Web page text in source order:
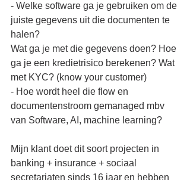
- Welke software ga je gebruiken om de
juiste gegevens uit die documenten te
halen?
Wat ga je met die gegevens doen? Hoe
ga je een kredietrisico berekenen? Wat
met KYC? (know your customer)
- Hoe wordt heel die flow en
documentenstroom gemanaged mbv
van Software, AI, machine learning?
Mijn klant doet dit soort projecten in
banking + insurance + sociaal
secretariaten sinds 16 jaar en hebben